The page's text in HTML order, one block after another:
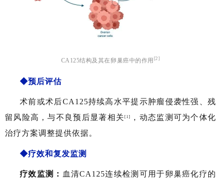
CA125结构及其在卵巢癌中的作用 [2]
◆预后评估
术前或术后CA125持续高水平提示肿瘤侵袭性强、残
留风险高，与不良预后显著相关[1]
，动态监测可为个体化
治疗方案调整提供依据。
◆疗效和复发监测
疗效监测： 血清CA125连续检测可用于卵巢癌化疗的